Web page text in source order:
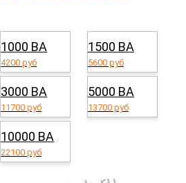
1000 ВА
4200 руб
1500 ВА
5600 руб
3000 ВА
11700 руб
5000 ВА
13700 руб
10000 ВА
22100 руб